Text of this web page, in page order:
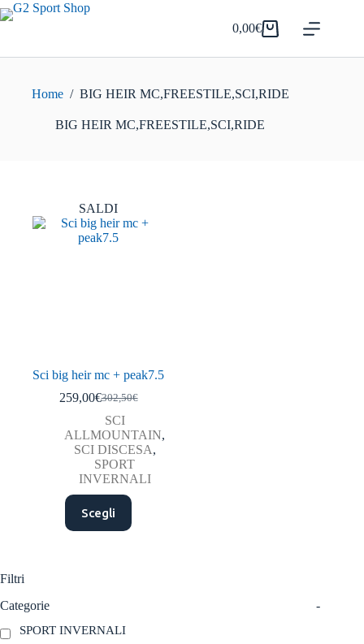
Salta
al
Carrello
0,00€
Home / BIG HEIR MC,FREESTILE,SCI,RIDE
BIG HEIR MC,FREESTILE,SCI,RIDE
SALDI
Sci big heir mc + peak7.5
302,50€
Il
prezzo
originale
era:
302,50€.
259,00€Il
prezzo
attuale
è:
259,00€.
SCI
ALLMOUNTAIN,
SCI DISCESA,
SPORT
INVERNALI
Scegli
Questo
prodotto
ha
scelte
Filtri
Categorie
-
SPORT INVERNALI